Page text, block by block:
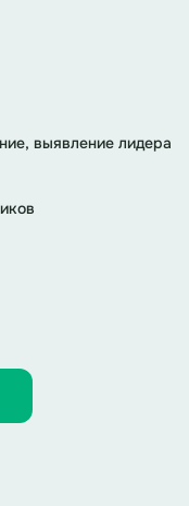
выявление лидера